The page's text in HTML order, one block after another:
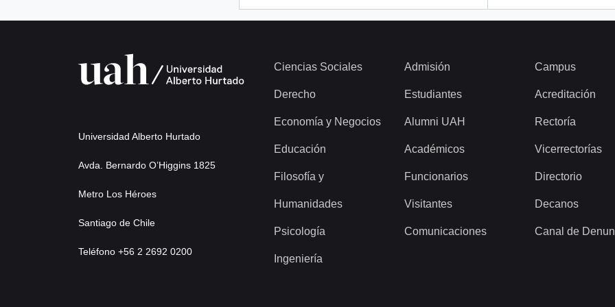
Universidad Alberto Hurtado
Avda. Bernardo O’Higgins 1825
Metro Los Héroes
Santiago de Chile
Teléfono +56 2 2692 0200
Ciencias Sociales
Derecho
Economía y Negocios
Educación
Filosofía y
Humanidades
Psicología
Ingeniería
Admisión
Estudiantes
Alumni UAH
Académicos
Funcionarios
Visitantes
Comunicaciones
Campus
Acreditación
Rectoría
Vicerrectorías
Directorio
Decanos
Canal de